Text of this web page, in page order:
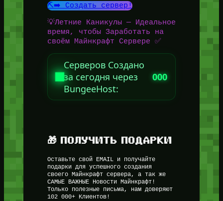
⛏️➡️ Создать сервер!
💡Летние Каникулы — Идеальное
время, чтобы Заработать на
своём Майнкрафт Сервере ✅
Серверов Создано
за сегодня через
BungeeHost:
000
🎁 ПОЛУЧИТЬ ПОДАРКИ
Оставьте свой EMAIL и получайте
подарки для успешного создания
своего Майнкрафт сервера, а так же
САМЫЕ ВАЖНЫЕ Новости Майнкрафт!
Только полезные письма, нам доверяют
102 000+ Клиентов!